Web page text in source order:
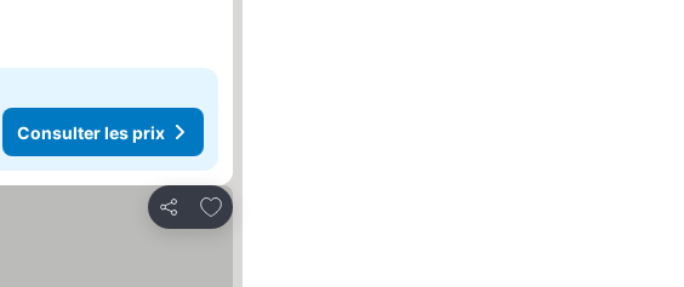
Consulter les prix
Partager
Ajouter à mes favoris